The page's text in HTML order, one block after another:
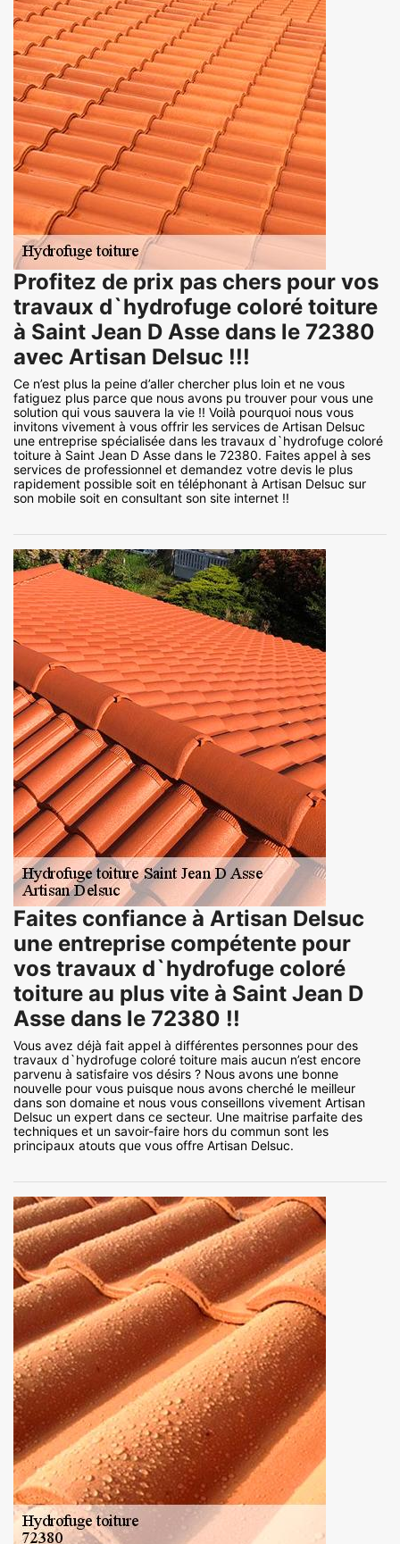
Profitez de prix pas chers pour vos
travaux d`hydrofuge coloré toiture
à Saint Jean D Asse dans le 72380
avec Artisan Delsuc !!!
Ce n’est plus la peine d’aller chercher plus loin et ne vous
fatiguez plus parce que nous avons pu trouver pour vous une
solution qui vous sauvera la vie !! Voilà pourquoi nous vous
invitons vivement à vous offrir les services de Artisan Delsuc
une entreprise spécialisée dans les travaux d`hydrofuge coloré
toiture à Saint Jean D Asse dans le 72380. Faites appel à ses
services de professionnel et demandez votre devis le plus
rapidement possible soit en téléphonant à Artisan Delsuc sur
son mobile soit en consultant son site internet !!
Faites confiance à Artisan Delsuc
une entreprise compétente pour
vos travaux d`hydrofuge coloré
toiture au plus vite à Saint Jean D
Asse dans le 72380 !!
Vous avez déjà fait appel à différentes personnes pour des
travaux d`hydrofuge coloré toiture mais aucun n’est encore
parvenu à satisfaire vos désirs ? Nous avons une bonne
nouvelle pour vous puisque nous avons cherché le meilleur
dans son domaine et nous vous conseillons vivement Artisan
Delsuc un expert dans ce secteur. Une maitrise parfaite des
techniques et un savoir-faire hors du commun sont les
principaux atouts que vous offre Artisan Delsuc.